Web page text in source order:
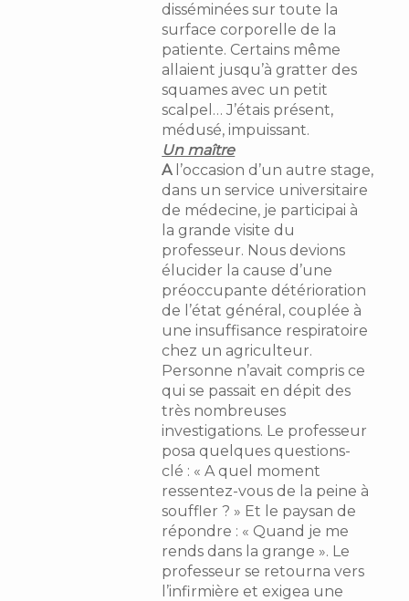
disséminées sur toute la
surface corporelle de la
patiente. Certains même
allaient jusqu’à gratter des
squames avec un petit
scalpel… J’étais présent,
médusé, impuissant.
Un maître
A l’occasion d’un autre stage,
dans un service universitaire
de médecine, je participai à
la grande visite du
professeur. Nous devions
élucider la cause d’une
préoccupante détérioration
de l’état général, couplée à
une insuffisance respiratoire
chez un agriculteur.
Personne n’avait compris ce
qui se passait en dépit des
très nombreuses
investigations. Le professeur
posa quelques questions-
clé : « A quel moment
ressentez-vous de la peine à
souffler ? » Et le paysan de
répondre : « Quand je me
rends dans la grange ». Le
professeur se retourna vers
l’infirmière et exigea une